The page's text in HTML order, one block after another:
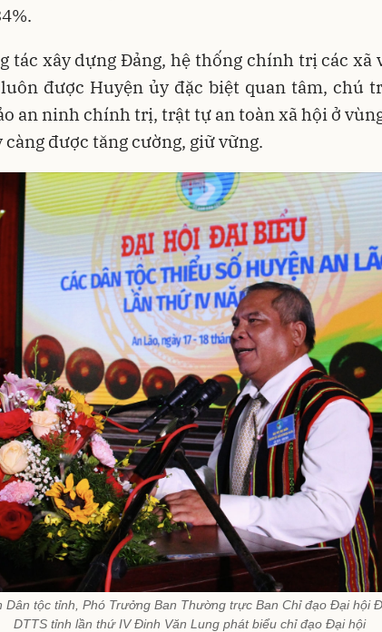
tác xây dựng Đảng, hệ thống chính trị các xã
luôn được Huyện ủy đặc biệt quan tâm, chú
an ninh chính trị, trật tự an toàn xã hội ở
càng được tăng cường, giữ vững.
Dân tộc tỉnh, Phó Trưởng Ban Thường trực Ban Chỉ đạo Đại hội
DTTS tỉnh lần thứ IV Đinh Văn Lung phát biểu chỉ đạo Đại hội